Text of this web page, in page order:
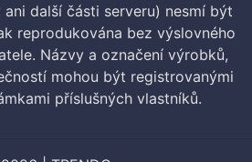
další části serveru) nesmí být
reprodukována bez výslovného
Názvy a označení výrobků,
mohou být registrovanými
příslušných vlastníků.